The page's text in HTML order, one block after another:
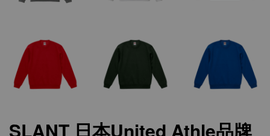
SLANT 日本United Athle品牌